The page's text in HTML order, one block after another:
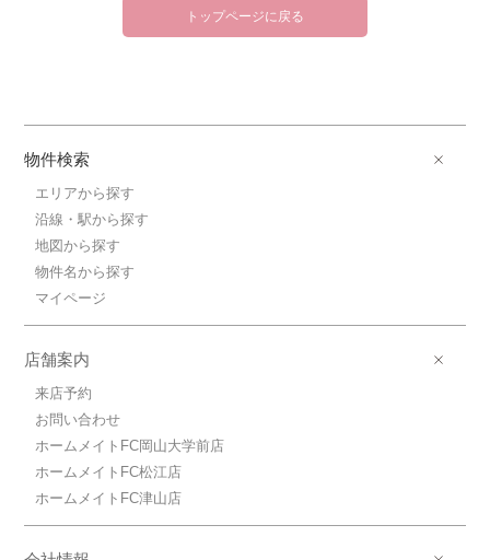
トップページに戻る
物件検索
エリアから探す
沿線・駅から探す
地図から探す
物件名から探す
マイページ
店舗案内
来店予約
お問い合わせ
ホームメイトFC岡山大学前店
ホームメイトFC松江店
ホームメイトFC津山店